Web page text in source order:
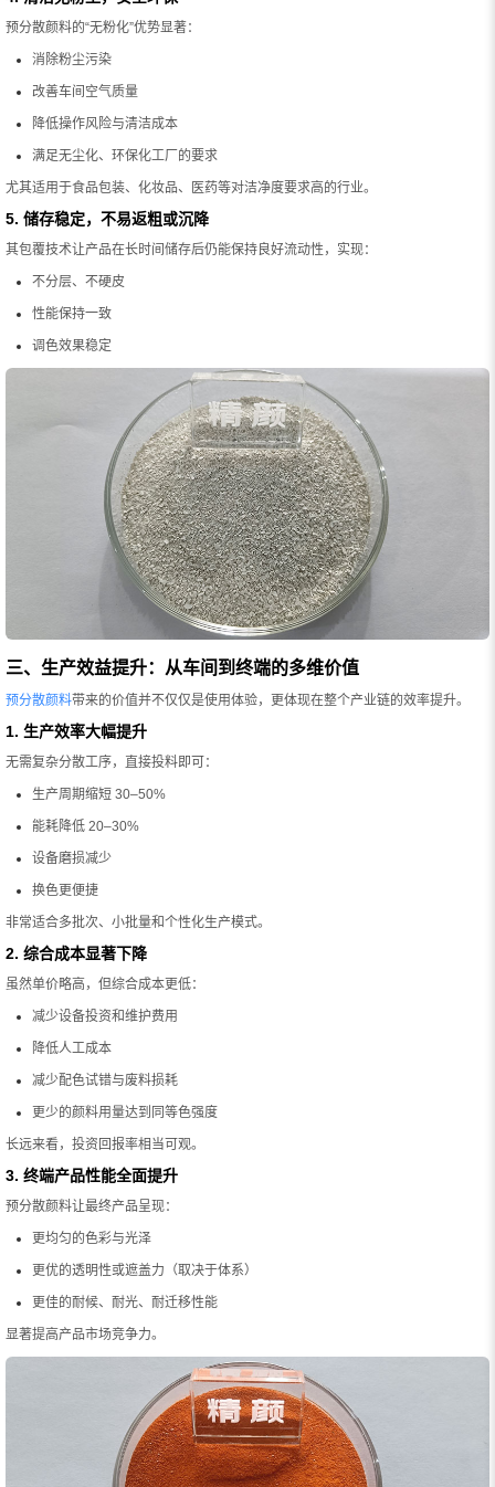
预分散颜料的“无粉化”优势显著：
消除粉尘污染
改善车间空气质量
降低操作风险与清洁成本
满足无尘化、环保化工厂的要求
尤其适用于食品包装、化妆品、医药等对洁净度要求高的行业。
5. 储存稳定，不易返粗或沉降
其包覆技术让产品在长时间储存后仍能保持良好流动性，实现：
不分层、不硬皮
性能保持一致
调色效果稳定
三、生产效益提升：从车间到终端的多维价值
预分散颜料带来的价值并不仅仅是使用体验，更体现在整个产业链的效率提升。
1. 生产效率大幅提升
无需复杂分散工序，直接投料即可：
生产周期缩短 30–50%
能耗降低 20–30%
设备磨损减少
换色更便捷
非常适合多批次、小批量和个性化生产模式。
2. 综合成本显著下降
虽然单价略高，但综合成本更低：
减少设备投资和维护费用
降低人工成本
减少配色试错与废料损耗
更少的颜料用量达到同等色强度
长远来看，投资回报率相当可观。
3. 终端产品性能全面提升
预分散颜料让最终产品呈现：
更均匀的色彩与光泽
更优的透明性或遮盖力（取决于体系）
更佳的耐候、耐光、耐迁移性能
显著提高产品市场竞争力。